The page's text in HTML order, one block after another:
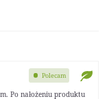
Po nałożeniu produktu
Polecam